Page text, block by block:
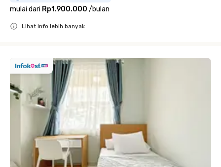
mulai dari Rp1.900.000 /bulan
Lihat info lebih banyak